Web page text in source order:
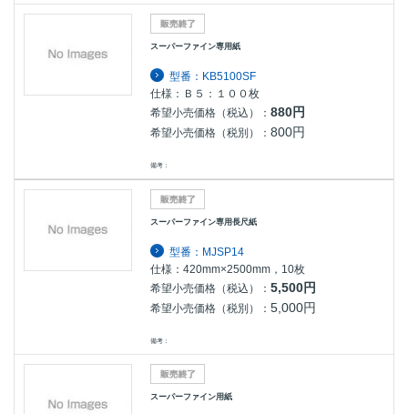
スーパーファイン専用紙
型番：KB5100SF
仕様：Ｂ５：１００枚
希望小売価格（税込）： 880円
希望小売価格（税別）： 800円
備考：
スーパーファイン専用長尺紙
型番：MJSP14
仕様：420mm×2500mm，10枚
希望小売価格（税込）：5,500円
希望小売価格（税別）：5,000円
備考：
スーパーファイン用紙